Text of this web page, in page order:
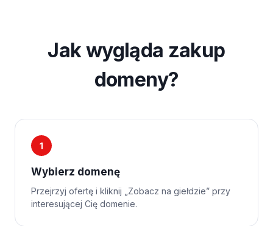
Jak wygląda zakup
domeny?
1
Wybierz domenę
Przejrzyj ofertę i kliknij „Zobacz na giełdzie” przy
interesującej Cię domenie.